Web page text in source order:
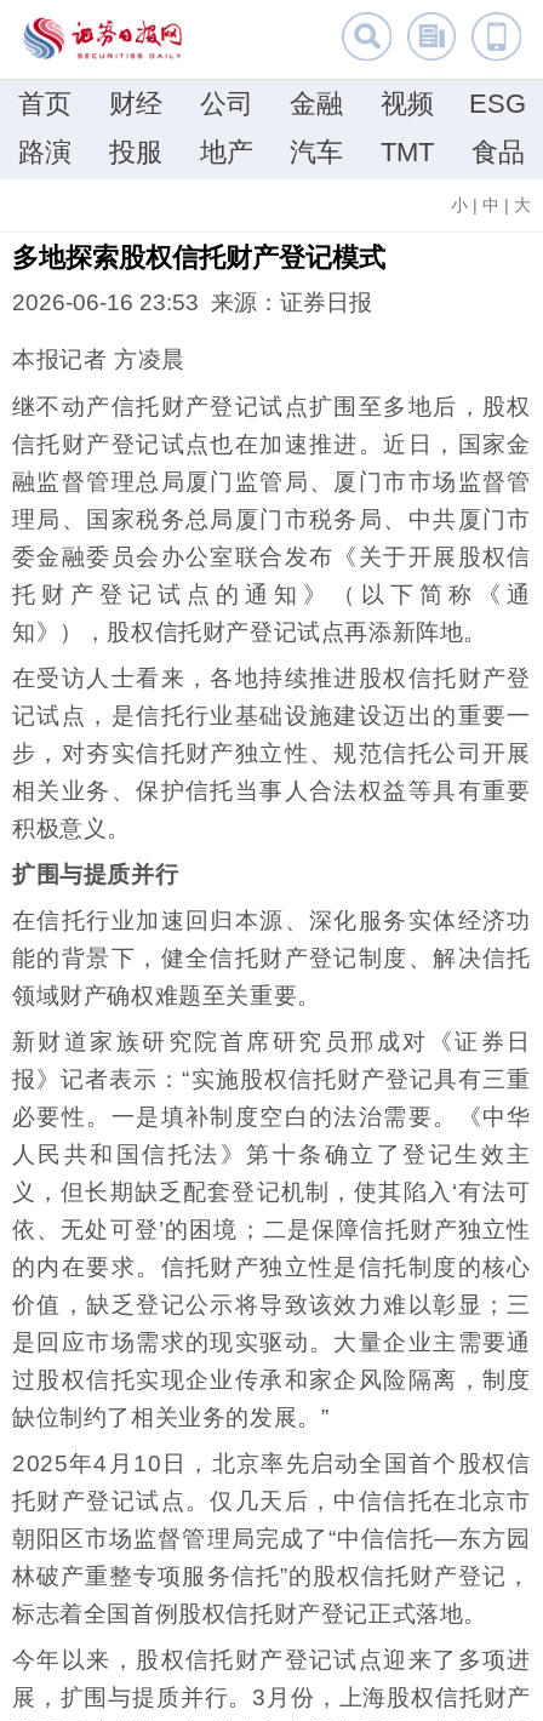
首页 财经 公司 金融 视频
ESG
路演
投服 地产 汽车 TMT 食品
小 | 中 | 大
多地探索股权信托财产登记模式
2026-06-16 23:53 来源：证券日报
本报记者 方凌晨
继不动产信托财产登记试点扩围至多地后，股权
信托财产登记试点也在加速推进。近日，国家金
融监督管理总局厦门监管局、厦门市市场监督管
理局、国家税务总局厦门市税务局、中共厦门市
委金融委员会办公室联合发布《关于开展股权信
托财产登记试点的通知》（以下简称《通
知》），股权信托财产登记试点再添新阵地。
在受访人士看来，各地持续推进股权信托财产登
记试点，是信托行业基础设施建设迈出的重要一
步，对夯实信托财产独立性、规范信托公司开展
相关业务、保护信托当事人合法权益等具有重要
积极意义。
扩围与提质并行
在信托行业加速回归本源、深化服务实体经济功
能的背景下，健全信托财产登记制度、解决信托
领域财产确权难题至关重要。
新财道家族研究院首席研究员邢成对《证券日
报》记者表示：“实施股权信托财产登记具有三重
必要性。一是填补制度空白的法治需要。《中华
人民共和国信托法》第十条确立了登记生效主
义，但长期缺乏配套登记机制，使其陷入‘有法可
依、无处可登’的困境；二是保障信托财产独立性
的内在要求。信托财产独立性是信托制度的核心
价值，缺乏登记公示将导致该效力难以彰显；三
是回应市场需求的现实驱动。大量企业主需要通
过股权信托实现企业传承和家企风险隔离，制度
缺位制约了相关业务的发展。”
2025年4月10日，北京率先启动全国首个股权信
托财产登记试点。仅几天后，中信信托在北京市
朝阳区市场监督管理局完成了“中信信托—东方园
林破产重整专项服务信托”的股权信托财产登记，
标志着全国首例股权信托财产登记正式落地。
今年以来，股权信托财产登记试点迎来了多项进
展，扩围与提质并行。3月份，上海股权信托财产